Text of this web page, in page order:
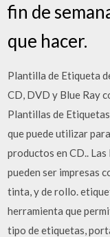
fin de
que hacer.
Plantilla de Etiqueta
CD, DVD y Blue Ray
Plantillas de
que puede utilizar
productos en CD..
pueden ser impresas
tinta, y de rollo.
herramienta que
tipo de etiquetas,